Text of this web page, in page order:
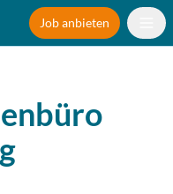
Job anbieten